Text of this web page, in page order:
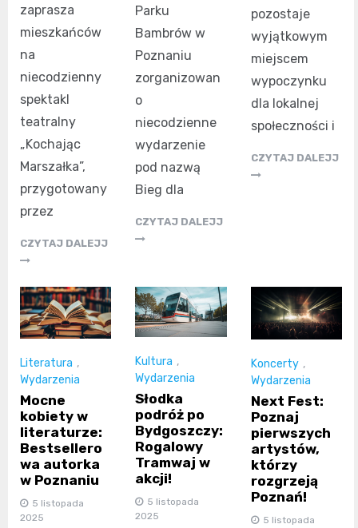
zaprasza
mieszkańców
na
niecodzienny
spektakl
teatralny
„Kochając
Marszałka”,
przygotowany
przez
CZYTAJ DALEJJ
Parku
Bambrów w
Poznaniu
zorganizowan
o
niecodzienne
wydarzenie
pod nazwą
Bieg dla
CZYTAJ DALEJJ
pozostaje
wyjątkowym
miejscem
wypoczynku
dla lokalnej
społeczności i
CZYTAJ DALEJJ
Literatura ,
Wydarzenia
Mocne
kobiety w
literaturze:
Bestsellero
wa autorka
w Poznaniu
5 listopada
2025
Kultura ,
Wydarzenia
Słodka
podróż po
Bydgoszczy:
Rogalowy
Tramwaj w
akcji!
5 listopada
2025
Koncerty ,
Wydarzenia
Next Fest:
Poznaj
pierwszych
artystów,
którzy
rozgrzeją
Poznań!
5 listopada